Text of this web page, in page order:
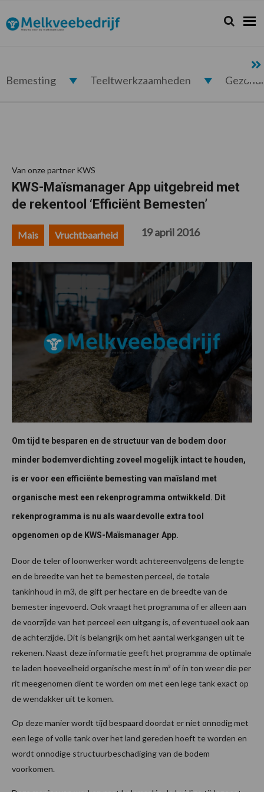
de
hoofdnavigatie
de
hoofd
de
eerste
de
voettekst
Melkveebedrijf.nl Zoeken...
Zoek
Bemesting Teeltwerkzaamheden
Van onze partner KWS
KWS-Maïsmanager App uitgebreid met
de rekentool ‘Efficiënt Bemesten’
Mais Vruchtbaarheid 19 april 2016
Om tijd te besparen en de structuur van de bodem door
minder bodemverdichting zoveel mogelijk intact te houden,
is er voor een efficiënte bemesting van maïsland met
organische mest een rekenprogramma ontwikkeld. Dit
rekenprogramma is nu als waardevolle extra tool
opgenomen op de KWS-Maïsmanager App.
Door de teler of loonwerker wordt achtereenvolgens de lengte
en de breedte van het te bemesten perceel, de totale
tankinhoud in m3, de gift per hectare en de breedte van de
bemester ingevoerd. Ook vraagt het programma of er alleen aan
de voorzijde van het perceel een uitgang is, of eventueel ook aan
de achterzijde. Dit is belangrijk om het aantal werkgangen uit te
rekenen. Naast deze informatie geeft het programma de optimale
te laden hoeveelheid organische mest in m³ of in ton weer die per
rit meegenomen dient te worden om met een lege tank exact op
de wendakker uit te komen.
Op deze manier wordt tijd bespaard doordat er niet onnodig met
een lege of volle tank over het land gereden hoeft te worden en
wordt onnodige structuurbeschadiging van de bodem
voorkomen.